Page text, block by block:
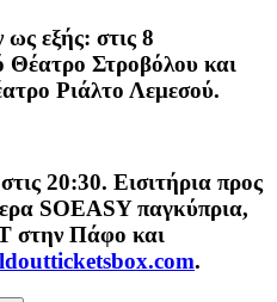
ως εξής: στις 8
Θέατρο Στροβόλου και
Ριάλτο Λεμεσού.
20:30. Εισιτήρια προς
SOEASY παγκύπρια,
στην Πάφο και
.